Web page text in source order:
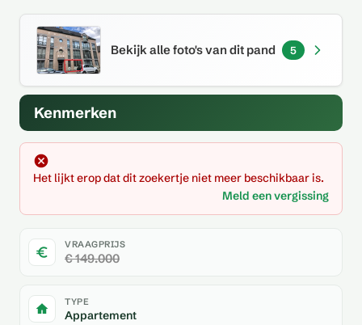
Bekijk alle foto's van dit pand 5
Kenmerken
Het lijkt erop dat dit zoekertje niet meer beschikbaar is.
Meld een vergissing
VRAAGPRIJS
€ 149.000
TYPE
Appartement